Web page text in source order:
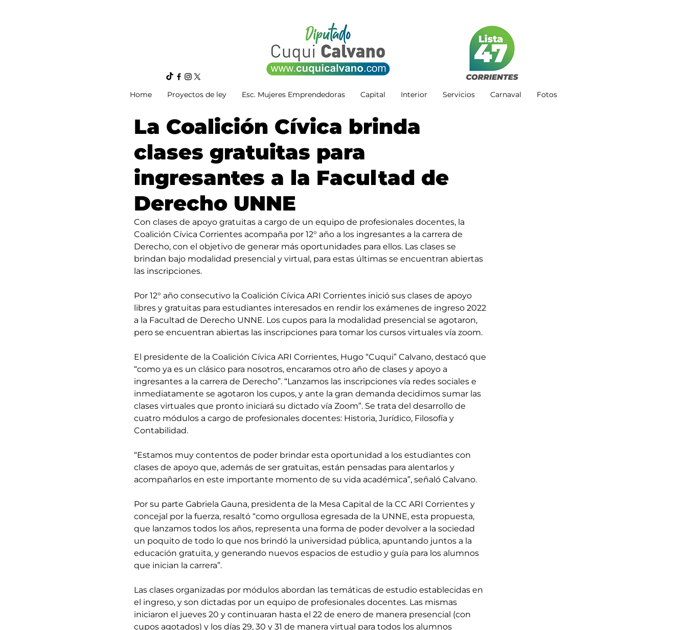
Home Proyectos de ley Esc. Mujeres Emprendedoras Capital Interior Servicios Carnaval Fotos
La Coalición Cívica brinda
clases gratuitas para
ingresantes a la Facultad de
Derecho UNNE
Con clases de apoyo gratuitas a cargo de un equipo de profesionales docentes, la
Coalición Cívica Corrientes acompaña por 12° año a los ingresantes a la carrera de
Derecho, con el objetivo de generar más oportunidades para ellos. Las clases se
brindan bajo modalidad presencial y virtual, para estas últimas se encuentran abiertas
las inscripciones.
Por 12° año consecutivo la Coalición Cívica ARI Corrientes inició sus clases de apoyo
libres y gratuitas para estudiantes interesados en rendir los exámenes de ingreso 2022
a la Facultad de Derecho UNNE. Los cupos para la modalidad presencial se agotaron,
pero se encuentran abiertas las inscripciones para tomar los cursos virtuales vía zoom.
El presidente de la Coalición Cívica ARI Corrientes, Hugo “Cuqui” Calvano, destacó que
“como ya es un clásico para nosotros, encaramos otro año de clases y apoyo a
ingresantes a la carrera de Derecho”. “Lanzamos las inscripciones vía redes sociales e
inmediatamente se agotaron los cupos, y ante la gran demanda decidimos sumar las
clases virtuales que pronto iniciará su dictado vía Zoom”. Se trata del desarrollo de
cuatro módulos a cargo de profesionales docentes: Historia, Jurídico, Filosofía y
Contabilidad.
“Estamos muy contentos de poder brindar esta oportunidad a los estudiantes con
clases de apoyo que, además de ser gratuitas, están pensadas para alentarlos y
acompañarlos en este importante momento de su vida académica”, señaló Calvano.
Por su parte Gabriela Gauna, presidenta de la Mesa Capital de la CC ARI Corrientes y
concejal por la fuerza, resaltó “como orgullosa egresada de la UNNE, esta propuesta,
que lanzamos todos los años, representa una forma de poder devolver a la sociedad
un poquito de todo lo que nos brindó la universidad pública, apuntando juntos a la
educación gratuita, y generando nuevos espacios de estudio y guía para los alumnos
que inician la carrera”.
Las clases organizadas por módulos abordan las temáticas de estudio establecidas en
el ingreso, y son dictadas por un equipo de profesionales docentes. Las mismas
iniciaron el jueves 20 y continuaran hasta el 22 de enero de manera presencial (con
cupos agotados) y los días 29, 30 y 31 de manera virtual para todos los alumnos